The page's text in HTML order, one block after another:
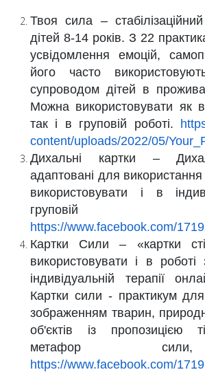
Твоя сила –
дітей 8-14 років. З 22
усвідомлення емоцій,
його часто
супроводом дітей в
Можна використовувати як в
так і в груповій роботі.
content/uploads/2022/05/
Дихальні картки –
адаптовані для використання
використовувати і в
груповій
https://www.facebook.com/
Картки Сили – «картки
використовувати і в
індивідуальній терапії
Картки сили - практикум
зображенням тварин,
об'єктів із пропозицією
метафор
https://www.facebook.com/